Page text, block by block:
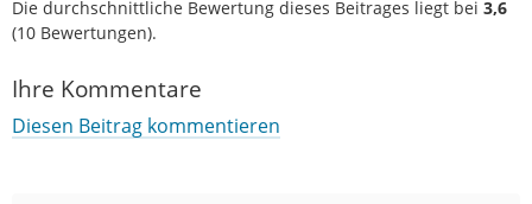
Die durchschnittliche Bewertung dieses Beitrages liegt bei 3,6
(10 Bewertungen).
Ihre Kommentare
Diesen Beitrag kommentieren